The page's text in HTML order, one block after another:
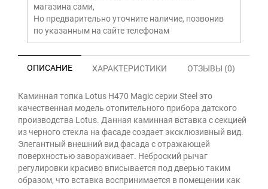
магазина сами,
Но предварительно уточните наличие, позвонив
по указанным на сайте телефонам
ОПИСАНИЕ ХАРАКТЕРИСТИКИ ОТЗЫВЫ (0)
Каминная топка Lotus H470 Magic серии Steel это
качественная модель отопительного прибора датского
производства Lotus. Данная каминная вставка с секцией
из черного стекла на фасаде создает эксклюзивный вид.
Элегантный внешний вид фасада с отражающей
поверхностью завораживает. Неброский рычаг
регулировки красиво вписывается под дверью таким
образом, что вставка воспринимается в помещении как